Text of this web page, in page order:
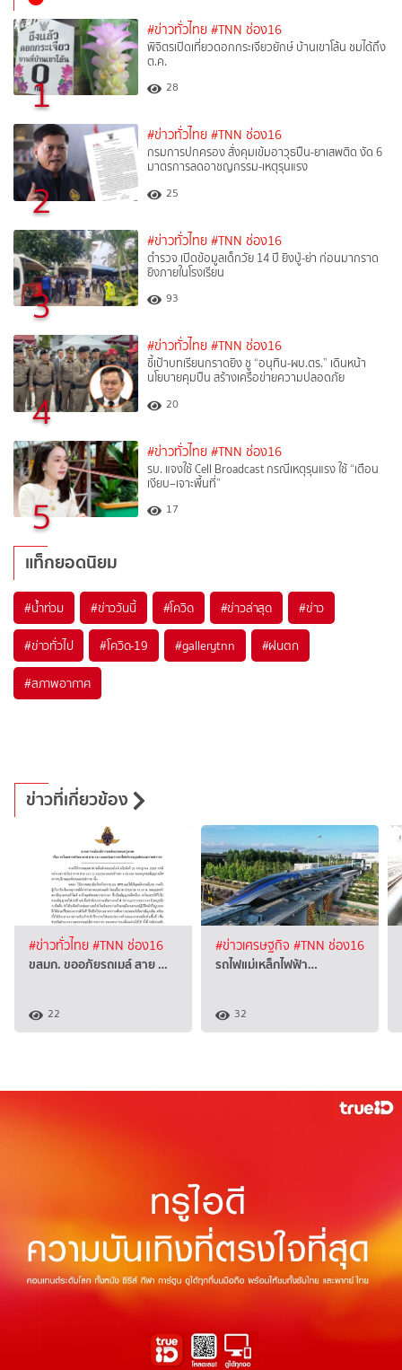
1
#ข่าวทั่วไทย #TNN ช่อง16
พิจิตรเปิดเที่ยวดอกกระเจียวยักษ์ บ้านเขาโล้น ชมได้ถึง
ต.ค.
28
2
#ข่าวทั่วไทย #TNN ช่อง16
กรมการปกครอง สั่งคุมเข้มอาวุธปืน-ยาเสพติด งัด 6
มาตรการลดอาชญกรรม-เหตุรุนแรง
25
3
#ข่าวทั่วไทย #TNN ช่อง16
ตำรวจ เปิดข้อมูลเด็กวัย 14 ปี ยิงปู่-ย่า ก่อนมากราด
ยิงภายในโรงเรียน
93
4
#ข่าวทั่วไทย #TNN ช่อง16
ชี้เป้าบทเรียนกราดยิง ชู “อนุทิน-ผบ.ตร.” เดินหน้า
นโยบายคุมปืน สร้างเครือข่ายความปลอดภัย
20
5
#ข่าวทั่วไทย #TNN ช่อง16
รบ. แจงใช้ Cell Broadcast กรณีเหตุรุนแรง ใช้ “เตือน
เงียบ–เจาะพื้นที่”
17
แท็กยอดนิยม
#น้ำท่วม #ข่าววันนี้ #โควิด #ข่าวล่าสุด #ข่าว
#ข่าวทั่วไป #โควิด-19 #gallerytnn #ฝนตก
#สภาพอากาศ
ข่าวที่เกี่ยวข้อง
#ข่าวทั่วไทย#TNN ช่อง16
ขสมก. ขออภัยรถเมล์ สาย …
22
#ข่าวเศรษฐกิจ #TNN ช่อง16
รถไฟแม่เหล็กไฟฟ้า…
32